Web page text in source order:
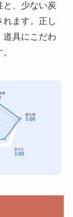
と、少ない炭
ます。正し
道具にこだわ